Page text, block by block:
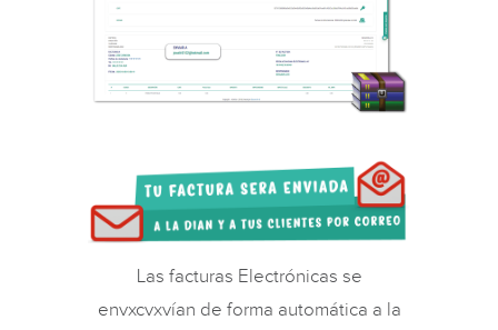
Las facturas Electrónicas se
envxcvxvían de forma automática a la